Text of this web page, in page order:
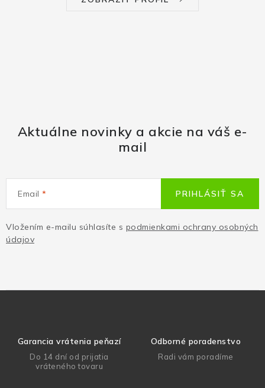
Aktuálne novinky a akcie na váš e-
mail
Email
Vložením e-mailu súhlasíte s podmienkami ochrany osobných
údajov
PRIHLÁSIŤ SA
Garancia vrátenia peňazí
Do 14 dní od prijatia
vráteného tovaru
Odborné poradenstvo
Radi vám poradíme